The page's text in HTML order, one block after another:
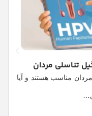
مردان
مناسب هستند و آیا